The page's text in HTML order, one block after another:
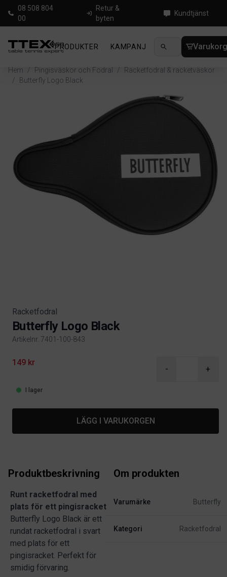
08 508 804
00
Retur &
byten
Kundtjänst
PRODUKTER KAMPANJ NYHETER
Hem / Pingisväskor och Fodral /
Racketfodral & racketväskor
/
Butterfly Logo Black
Racketfodral
Butterfly Logo Black
Artikelnr. 7401-100-843
Product information
149 kr
- +
I lager
LÄGG I VARUKORGEN
Produktbeskrivning
Runt racketfodral med
plats för ett pingisracket
Butterfly Logo Black är ett
rundat racketfodral i svart
med plats för ett
pingisracket. Perfekt för
smidig förvaring.
Om produkten
Varumärke Butterfly
Kategori Racketfodral